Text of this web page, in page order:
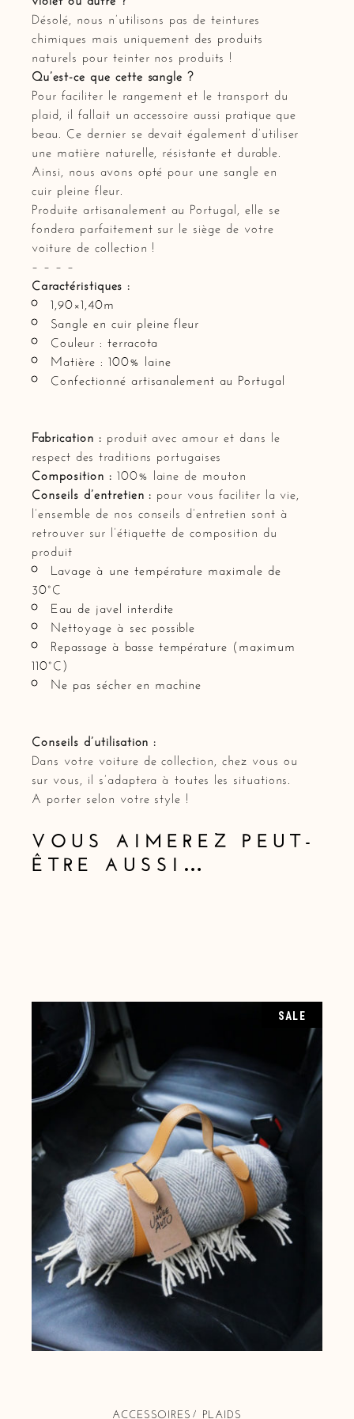
Désolé, nous n’utilisons pas de teintures
chimiques mais uniquement des produits
naturels pour teinter nos produits !
Qu’est-ce que cette sangle ?
Pour faciliter le rangement et le transport du
plaid, il fallait un accessoire aussi pratique que
beau. Ce dernier se devait également d’utiliser
une matière naturelle, résistante et durable.
Ainsi, nous avons opté pour une sangle en
cuir pleine fleur.
Produite artisanalement au Portugal, elle se
fondera parfaitement sur le siège de votre
voiture de collection !
– – – –
Caractéristiques :
1,90×1,40m
Sangle en cuir pleine fleur
Couleur : terracota
Matière : 100% laine
Confectionné artisanalement au Portugal
Fabrication : produit avec amour et dans le
respect des traditions portugaises
Composition : 100% laine de mouton
Conseils d’entretien : pour vous faciliter la vie,
l’ensemble de nos conseils d’entretien sont à
retrouver sur l’étiquette de composition du
produit
Lavage à une température maximale de
30°C
Eau de javel interdite
Nettoyage à sec possible
Repassage à basse température (maximum
110°C)
Ne pas sécher en machine
Conseils d’utilisation :
Dans votre voiture de collection, chez vous ou
sur vous, il s’adaptera à toutes les situations.
A porter selon votre style !
VOUS AIMEREZ PEUT-
ÊTRE AUSSI…
SALE
ACCESSOIRES PLAIDS